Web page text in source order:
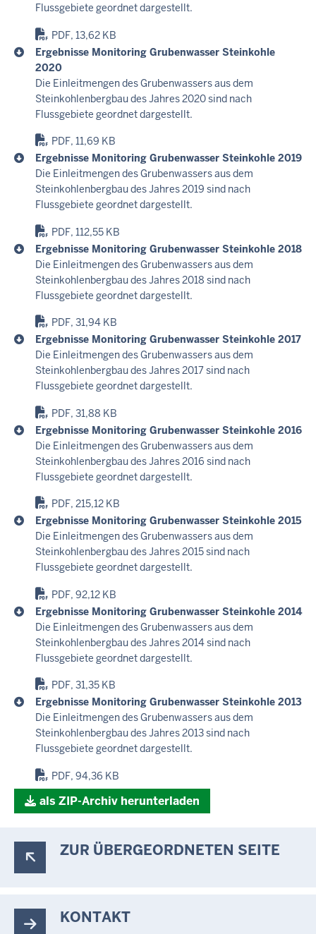
Flussgebiete geordnet dargestellt.
PDF, 13,62 KB
Ergebnisse Monitoring Grubenwasser Steinkohle
2020
Die Einleitmengen des Grubenwassers aus dem
Steinkohlenbergbau des Jahres 2020 sind nach
Flussgebiete geordnet dargestellt.
PDF, 11,69 KB
Ergebnisse Monitoring Grubenwasser Steinkohle 2019
Die Einleitmengen des Grubenwassers aus dem
Steinkohlenbergbau des Jahres 2019 sind nach
Flussgebiete geordnet dargestellt.
PDF, 112,55 KB
Ergebnisse Monitoring Grubenwasser Steinkohle 2018
Die Einleitmengen des Grubenwassers aus dem
Steinkohlenbergbau des Jahres 2018 sind nach
Flussgebiete geordnet dargestellt.
PDF, 31,94 KB
Ergebnisse Monitoring Grubenwasser Steinkohle 2017
Die Einleitmengen des Grubenwassers aus dem
Steinkohlenbergbau des Jahres 2017 sind nach
Flussgebiete geordnet dargestellt.
PDF, 31,88 KB
Ergebnisse Monitoring Grubenwasser Steinkohle 2016
Die Einleitmengen des Grubenwassers aus dem
Steinkohlenbergbau des Jahres 2016 sind nach
Flussgebiete geordnet dargestellt.
PDF, 215,12 KB
Ergebnisse Monitoring Grubenwasser Steinkohle 2015
Die Einleitmengen des Grubenwassers aus dem
Steinkohlenbergbau des Jahres 2015 sind nach
Flussgebiete geordnet dargestellt.
PDF, 92,12 KB
Ergebnisse Monitoring Grubenwasser Steinkohle 2014
Die Einleitmengen des Grubenwassers aus dem
Steinkohlenbergbau des Jahres 2014 sind nach
Flussgebiete geordnet dargestellt.
PDF, 31,35 KB
Ergebnisse Monitoring Grubenwasser Steinkohle 2013
Die Einleitmengen des Grubenwassers aus dem
Steinkohlenbergbau des Jahres 2013 sind nach
Flussgebiete geordnet dargestellt.
PDF, 94,36 KB
als ZIP-Archiv herunterladen
ZUR ÜBERGEORDNETEN SEITE
KONTAKT